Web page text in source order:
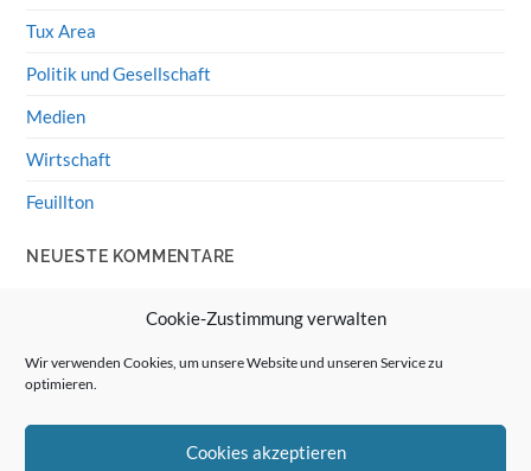
Cookie-Zustimmung verwalten
Wir verwenden Cookies, um unsere Website und unseren Service zu
optimieren.
Cookies akzeptieren
Tux Area
Politik und Gesellschaft
Medien
Wirtschaft
Feuillton
NEUESTE KOMMENTARE
Wolff von Rechenberg
Linux Mint: Google Drive integrieren